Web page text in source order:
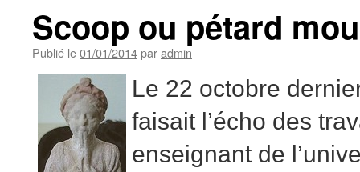
Scoop ou pétard
Publié le01/01/2014paradmin
Le 22 octobre
faisait l’écho des
enseignant de